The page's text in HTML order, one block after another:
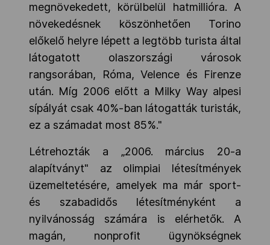
megnövekedett, körülbelül hatmillióra. A
növekedésnek köszönhetően Torino
előkelő helyre lépett a legtöbb turista által
látogatott olaszországi városok
rangsorában, Róma, Velence és Firenze
után. Míg 2006 előtt a Milky Way alpesi
sípályát csak 40%-ban látogatták turisták,
ez a számadat most 85%."
Létrehozták a „2006. március 20-a
alapítványt" az olimpiai létesítmények
üzemeltetésére, amelyek ma már sport-
és szabadidős létesítményként a
nyilvánosság számára is elérhetők. A
magán, nonprofit ügynökségnek